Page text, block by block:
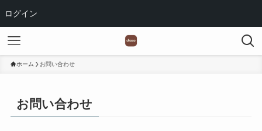
ログイン
ホーム お問い合わせ
お問い合わせ